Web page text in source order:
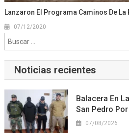
Lanzaron El Programa Caminos De La
07/12/2020
Noticias recientes
Balacera En
San Pedro
07/08/2026